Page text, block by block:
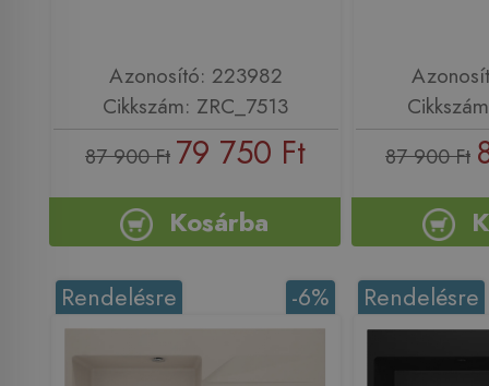
Azonosító: 223982
Cikkszám: ZRC_7513
87 900 Ft 79 750 Ft
Kosárba
87 900 Ft
-6%
Rendelésre Rendelésre